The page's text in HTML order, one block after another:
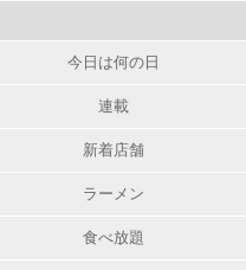
今日は何の日
連載
新着店舗
ラーメン
食べ放題